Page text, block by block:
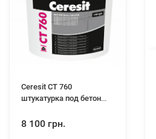
Ceresit CT 760
штукатурка под бетон
8 100 грн.